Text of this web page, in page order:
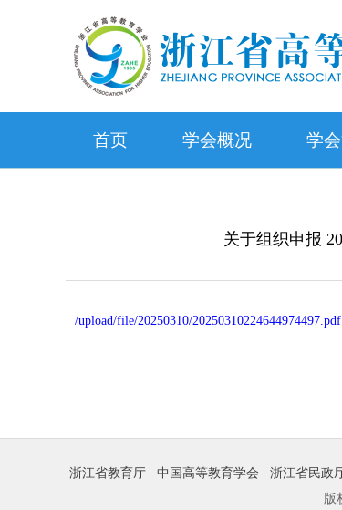
首页 学会概况 学
关于组织申报
/upload/file/20250310/20250310224644974497.pdf
浙江省教育厅 中国高等教育学会 浙江省民政
版